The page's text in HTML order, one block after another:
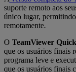
suporte remoto aos
único lugar,
remotamente.
O TeamViewer
que os usuários finais
programa leve e
que os usuários finais